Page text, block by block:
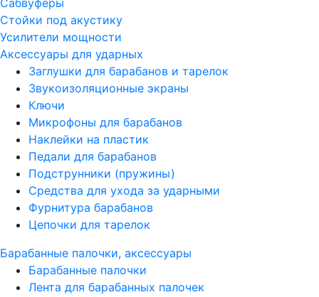
Сабвуферы
Стойки под акустику
Усилители мощности
Аксессуары для ударных
Заглушки для барабанов и тарелок
Звукоизоляционные экраны
Ключи
Микрофоны для барабанов
Наклейки на пластик
Педали для барабанов
Подструнники (пружины)
Средства для ухода за ударными
Фурнитура барабанов
Цепочки для тарелок
Барабанные палочки, аксессуары
Барабанные палочки
Лента для барабанных палочек